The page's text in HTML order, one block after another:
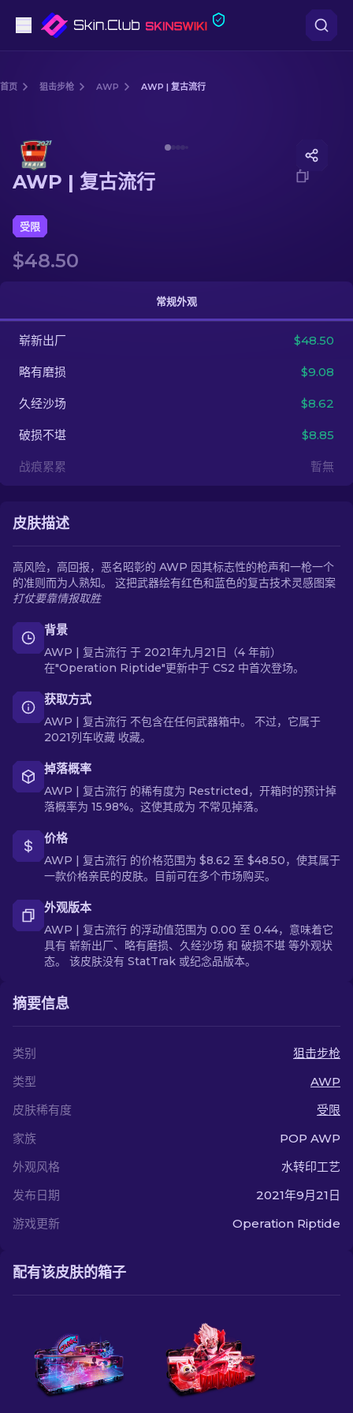
步枪
狙击步枪
手套
其他
首页 狙击步枪 AWP AWP | 复古流行
AWP | 复古流行
受限
$48.50
常规外观
崭新出厂 $48.50
略有磨损 $9.08
久经沙场 $8.62
破损不堪 $8.85
战痕累累 暫無
皮肤描述
高风险，高回报，恶名昭彰的 AWP 因其标志性的枪声和一枪一个
的准则而为人熟知。 这把武器绘有红色和蓝色的复古技术灵感图案
打仗要靠情报取胜
背景
AWP | 复古流行 于 2021年九月21日（4 年前）
在"Operation Riptide"更新中于 CS2 中首次登场。
获取方式
AWP | 复古流行 不包含在任何武器箱中。 不过，它属于
2021列车收藏 收藏。
掉落概率
AWP | 复古流行 的稀有度为 Restricted，开箱时的预计掉
落概率为 15.98%。这使其成为 不常见掉落。
价格
AWP | 复古流行 的价格范围为 $8.62 至 $48.50，使其属于
一款价格亲民的皮肤。目前可在多个市场购买。
外观版本
AWP | 复古流行 的浮动值范围为 0.00 至 0.44，意味着它
具有 崭新出厂、略有磨损、久经沙场 和 破损不堪 等外观状
态。 该皮肤没有 StatTrak 或纪念品版本。
摘要信息
类别
狙击步枪
类型
AWP
皮肤稀有度
受限
家族
POP AWP
外观风格
水转印工艺
发布日期
2021年9月21日
游戏更新
Operation Riptide
配有该皮肤的箱子